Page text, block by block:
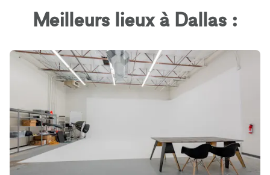
Meilleurs lieux à Dallas :